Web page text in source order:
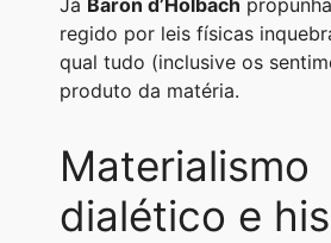
Já Baron d’Holbach
regido por leis físicas
qual tudo (inclusive os
produto da matéria.
Materialismo
dialético e